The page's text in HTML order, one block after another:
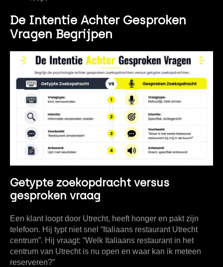
De Intentie Achter Gesproken
Vragen Begrijpen
Getypte zoekopdracht versus
gesproken vraag
Een klant loopt door Utrecht, heeft honger en pakt zijn
telefoon. Hij typt niet snel “Italiaans restaurant Utrecht
centrum”. Hij vraagt: “Welk Italiaans restaurant in het
centrum van Utrecht is nu open en waar kan ik meteen
reserveren?”